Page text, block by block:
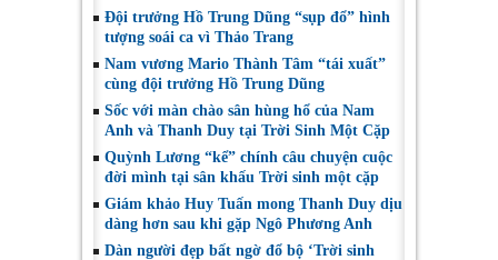
Đội trưởng Hồ Trung Dũng “sụp đổ” hình
tượng soái ca vì Thảo Trang
Nam vương Mario Thành Tâm “tái xuất”
cùng đội trưởng Hồ Trung Dũng
Sốc với màn chào sân hùng hổ của Nam
Anh và Thanh Duy tại Trời Sinh Một Cặp
Quỳnh Lương “kể” chính câu chuyện cuộc
đời mình tại sân khấu Trời sinh một cặp
Giám khảo Huy Tuấn mong Thanh Duy dịu
dàng hơn sau khi gặp Ngô Phương Anh
Dàn người đẹp bất ngờ đổ bộ ‘Trời sinh